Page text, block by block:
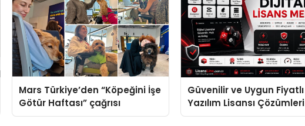
Mars Türkiye’den “Köpeğini İşe
Götür Haftası” çağrısı
Güvenilir ve Uygun Fiyatlı
Yazılım Lisansı Çözümleri